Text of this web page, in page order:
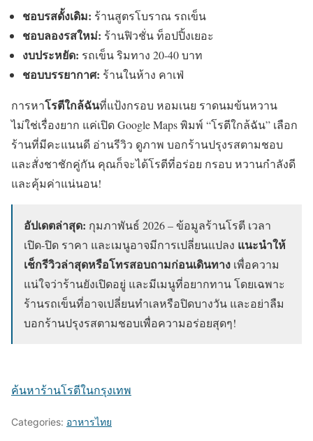
ชอบรสดั้งเดิม: ร้านสูตรโบราณ รถเข็น
ชอบลองรสใหม่: ร้านฟิวชั่น ท็อปปิ้งเยอะ
งบประหยัด: รถเข็น ริมทาง 20-40 บาท
ชอบบรรยากาศ: ร้านในห้าง คาเฟ่
การหาโรตีใกล้ฉันที่แป้งกรอบ หอมเนย ราดนมข้นหวาน
ไม่ใช่เรื่องยาก แค่เปิด Google Maps พิมพ์ “โรตีใกล้ฉัน” เลือก
ร้านที่มีคะแนนดี อ่านรีวิว ดูภาพ บอกร้านปรุงรสตามชอบ
และสั่งชาชักคู่กัน คุณก็จะได้โรตีที่อร่อย กรอบ หวานกำลังดี
และคุ้มค่าแน่นอน!
อัปเดตล่าสุด: กุมภาพันธ์ 2026 – ข้อมูลร้านโรตี เวลา
เปิด-ปิด ราคา และเมนูอาจมีการเปลี่ยนแปลง แนะนำให้
เช็กรีวิวล่าสุดหรือโทรสอบถามก่อนเดินทาง เพื่อความ
แน่ใจว่าร้านยังเปิดอยู่ และมีเมนูที่อยากทาน โดยเฉพาะ
ร้านรถเข็นที่อาจเปลี่ยนทำเลหรือปิดบางวัน และอย่าลืม
บอกร้านปรุงรสตามชอบเพื่อความอร่อยสุดๆ!
ค้นหาร้านโรตีในกรุงเทพ
Categories: อาหารไทย